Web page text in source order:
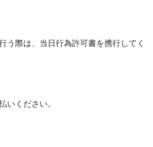
う際は、当日行為許可書を携行してく
いください。